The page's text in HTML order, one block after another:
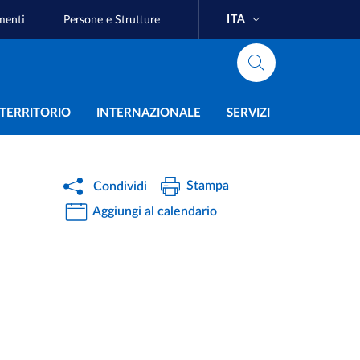
Persone e Strutture ITA
INTERNAZIONALE SERVIZI
Condividi
Stampa
Aggiungi al calendario